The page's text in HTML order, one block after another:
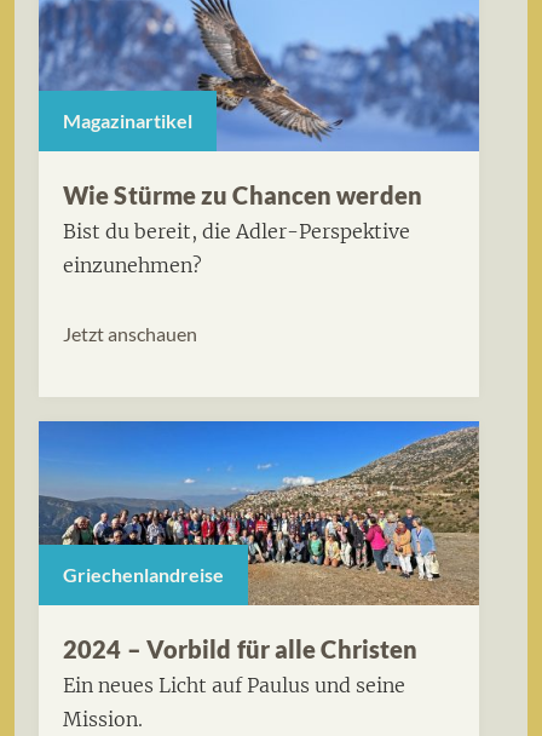
Magazinartikel
Wie Stürme zu Chancen werden
Bist du bereit, die Adler-Perspektive
einzunehmen?
Jetzt anschauen
Griechenlandreise
2024 – Vorbild für alle Christen
Ein neues Licht auf Paulus und seine
Mission.